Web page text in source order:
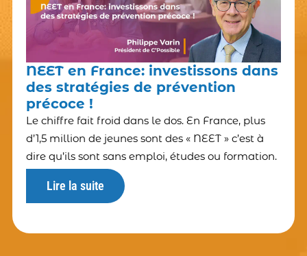
NEET en France: investissons dans
des stratégies de prévention
précoce !
Le chiffre fait froid dans le dos. En France, plus
d’1,5 million de jeunes sont des « NEET » c’est à
dire qu’ils sont sans emploi, études ou formation.
Lire la suite